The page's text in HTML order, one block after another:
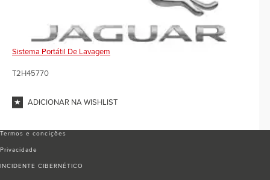
Sistema Portátil De Lavagem
T2H45770
ADICIONAR NA WISHLIST
Termos e conciҫões
Privacidade
INCIDENTE CIBERNÉTICO